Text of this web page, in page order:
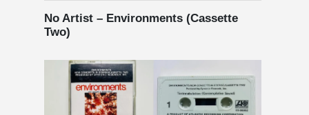
No Artist – Environments (Cassette
Two)